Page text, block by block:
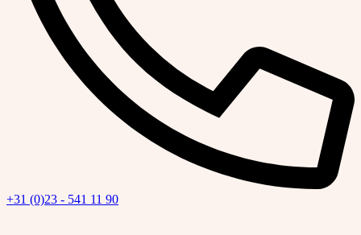
+31 (0)23 - 541 11 90